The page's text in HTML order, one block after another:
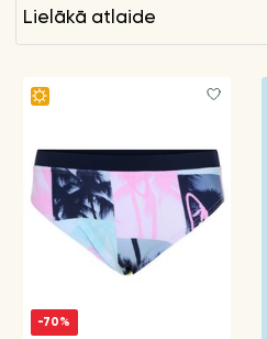
lielākā atlaide
-70%